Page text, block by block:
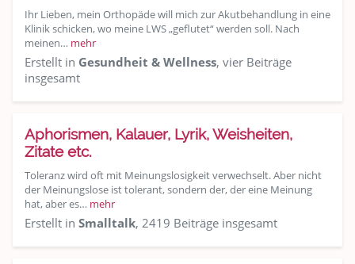
Ihr Lieben, mein Orthopäde will mich zur Akutbehandlung in eine
Klinik schicken, wo meine LWS „geflutet“ werden soll. Nach
meinen… mehr
Erstellt in Gesundheit & Wellness, vier Beiträge
insgesamt
Aphorismen, Kalauer, Lyrik, Weisheiten,
Zitate etc.
Toleranz wird oft mit Meinungslosigkeit verwechselt. Aber nicht
der Meinungslose ist tolerant, sondern der, der eine Meinung
hat, aber es… mehr
Erstellt in Smalltalk, 2419 Beiträge insgesamt